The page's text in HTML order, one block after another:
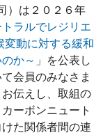
）は２０２６年
ラルでレジリエ
変動に対する緩和
か～ 」を公表し
会員のみなさま
伝えし、取組の
ーボンニュート
た関係者間の連